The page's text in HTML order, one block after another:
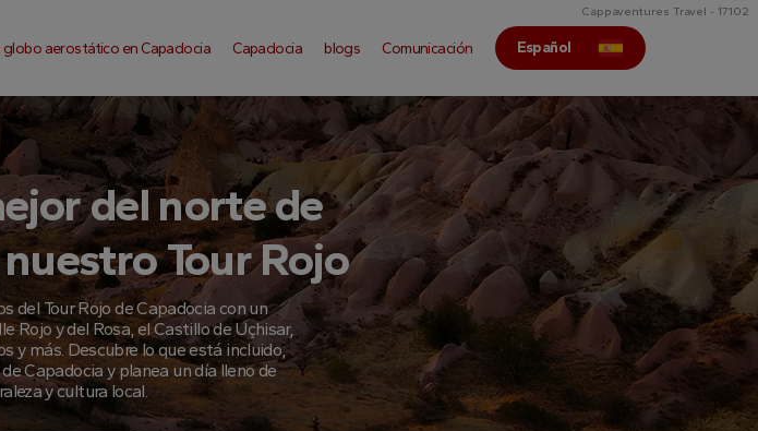
Cappaventures Travel - 17102
globo aerostático en Capadocia Capadocia blogs Comunicación Español
del norte de
Tour Rojo
del Tour Rojo de Capadocia con un
Rojo y del Rosa, el Castillo de Uçhisar,
y más. Descubre lo que está incluido,
Capadocia y planea un día lleno de
y cultura local.